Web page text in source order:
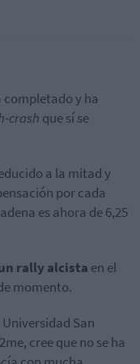
completado y ha
crash que sí se
a la mitad y
por cada
es ahora de 6,25
rally alcista en el
momento.
San
cree que no se ha